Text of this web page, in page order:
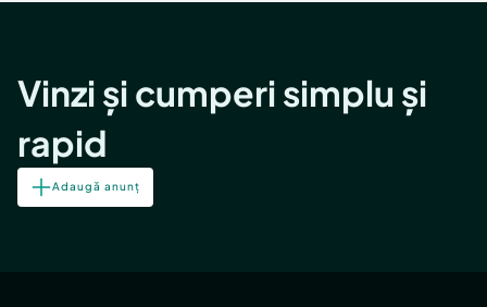
Vinzi și cumperi simplu și
rapid
Adaugă anunț